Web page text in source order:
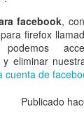
facebook,
firefox
y eliminar
cuenta de
Publicado